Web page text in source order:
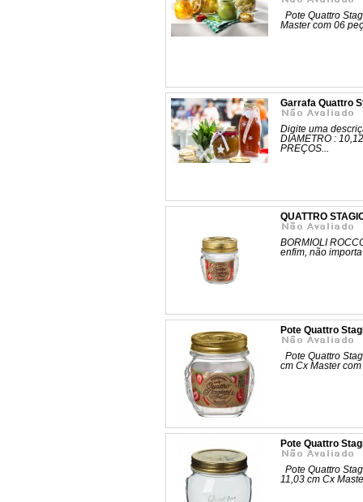
Pote Quattro
Master com 06
Garrafa Quattro
Digite uma
DIAMETRO :
PREÇOS...
QUATTRO
BORMIOLI
enfim, não
Pote Quattro
Pote Quattro
cm Cx Master
Pote Quattro
Pote Quattro
11,03 cm Cx